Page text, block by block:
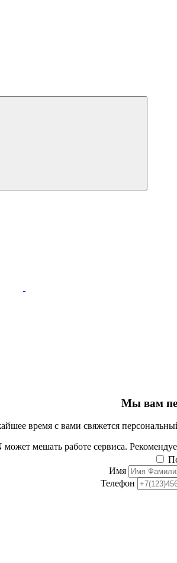
Мы вам
время с вами свяжется
может мешать работе сервиса.
Имя
Телефон